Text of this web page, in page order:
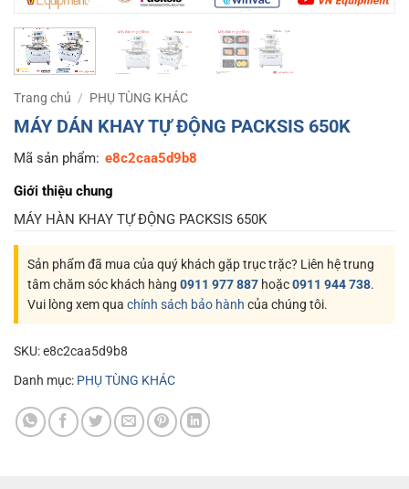
Trang chủ / PHỤ TÙNG KHÁC
MÁY DÁN KHAY TỰ ĐỘNG PACKSIS 650K
Mã sản phẩm: e8c2caa5d9b8
Giới thiệu chung
MÁY HÀN KHAY TỰ ĐỘNG PACKSIS 650K
Sản phẩm đã mua của quý khách gặp trục trặc? Liên hệ trung
tâm chăm sóc khách hàng 0911 977 887 hoặc0911 944 738.
Vui lòng xem qua chính sách bảo hành của chúng tôi.
SKU:e8c2caa5d9b8
Danh mục: PHỤ TÙNG KHÁC